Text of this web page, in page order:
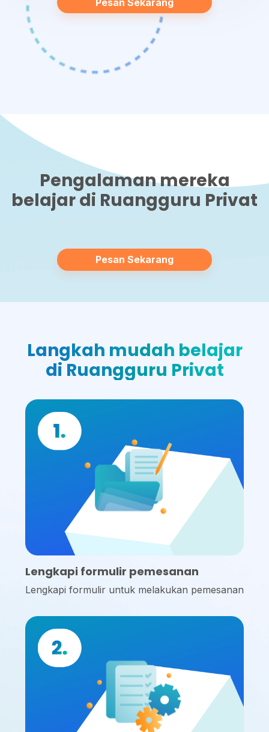
Pengalaman mereka
belajar di Ruangguru Privat
Pesan Sekarang
Langkah mudah belajar
di Ruangguru Privat
Lengkapi formulir pemesanan
Lengkapi formulir untuk melakukan pemesanan